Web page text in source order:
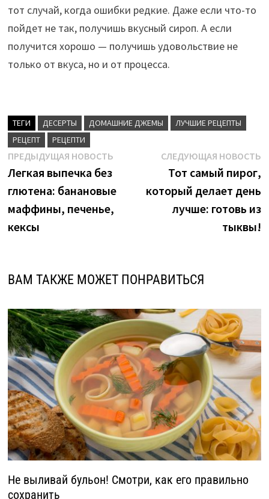
тот случай, когда ошибки редкие. Даже если что-то
пойдет не так, получишь вкусный сироп. А если
получится хорошо — получишь удовольствие не
только от вкуса, но и от процесса.
ТЕГИ ДЕСЕРТЫ ДОМАШНИЕ ДЖЕМЫ
ЛУЧШИЕ РЕЦЕПТЫ
РЕЦЕПТ
РЕЦЕПТИ
Навигация
по
записям
ПРЕДЫДУЩАЯ НОВОСТЬПредыдущая
Легкая выпечка без
глютена: банановые
маффины, печенье,
кексы
СЛЕДУЮЩАЯ НОВОСТЬ
Тот самый пирог,
который делает день
лучше: готовь из
тыквы!
ВАМ ТАКЖЕ МОЖЕТ ПОНРАВИТЬСЯ
Не выливай бульон! Смотри, как его правильно
сохранить